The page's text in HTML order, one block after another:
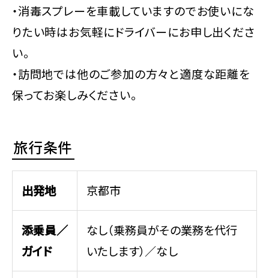
・消毒スプレーを車載していますのでお使いにな
りたい時はお気軽にドライバーにお申し出くださ
い。
・訪問地では他のご参加の方々と適度な距離を
保ってお楽しみください。
旅行条件
出発地 京都市
添乗員／
ガイド
なし（乗務員がその業務を代行
いたします）／なし